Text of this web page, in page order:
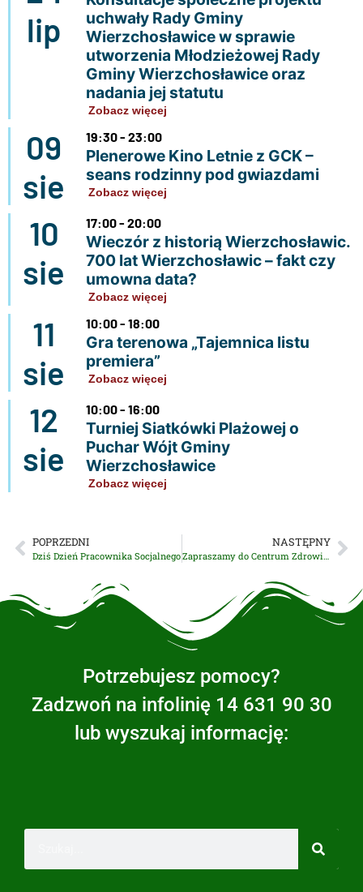
lip
uchwały Rady Gminy
Wierzchosławice w sprawie
utworzenia Młodzieżowej Rady
Gminy Wierzchosławice oraz
nadania jej statutu
Zobacz więcej
09
sie
19:30 - 23:00
Plenerowe Kino Letnie z GCK –
seans rodzinny pod gwiazdami
Zobacz więcej
10
sie
17:00 - 20:00
Wieczór z historią Wierzchosławic.
700 lat Wierzchosławic – fakt czy
umowna data?
Zobacz więcej
11
sie
10:00 - 18:00
Gra terenowa „Tajemnica listu
premiera”
Zobacz więcej
12
sie
10:00 - 16:00
Turniej Siatkówki Plażowej o
Puchar Wójt Gminy
Wierzchosławice
Zobacz więcej
POPRZEDNI
Dziś Dzień Pracownika Socjalnego
NASTĘPNY
Potrzebujesz pomocy?
Zadzwoń na infolinię 14 631 90 30
lub wyszukaj informację: